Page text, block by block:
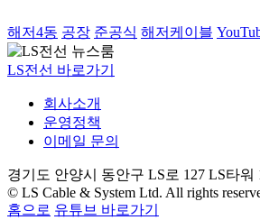
해저4동 공장 준공식 해저케이블
LS전선 바로가기
회사소개
운영정책
이메일 문의
경기도 안양시 동안구 LS로 127 LS타워
© LS Cable & System Ltd. All rights
홈으로 유튜브 바로가기